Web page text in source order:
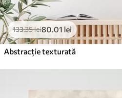
133.35lei80.01 lei
Abstracție texturată